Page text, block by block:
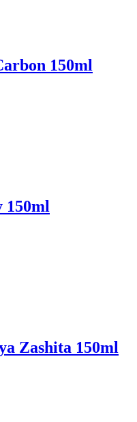
150ml
150ml
Zashita 150ml